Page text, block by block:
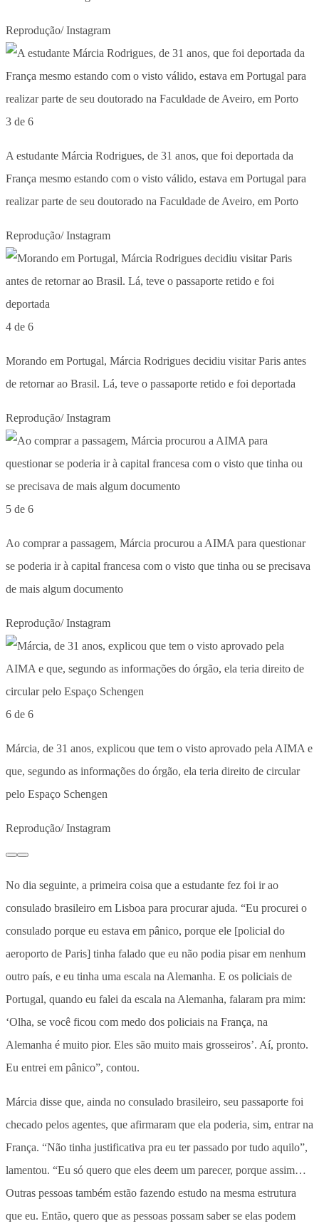
Reprodução/ Instagram
3 de 6
A estudante Márcia Rodrigues, de 31 anos, que foi deportada da
França mesmo estando com o visto válido, estava em Portugal para
realizar parte de seu doutorado na Faculdade de Aveiro, em Porto
Reprodução/ Instagram
4 de 6
Morando em Portugal, Márcia Rodrigues decidiu visitar Paris antes
de retornar ao Brasil. Lá, teve o passaporte retido e foi deportada
Reprodução/ Instagram
5 de 6
Ao comprar a passagem, Márcia procurou a AIMA para questionar
se poderia ir à capital francesa com o visto que tinha ou se precisava
de mais algum documento
Reprodução/ Instagram
6 de 6
Márcia, de 31 anos, explicou que tem o visto aprovado pela AIMA e
que, segundo as informações do órgão, ela teria direito de circular
pelo Espaço Schengen
Reprodução/ Instagram
No dia seguinte, a primeira coisa que a estudante fez foi ir ao
consulado brasileiro em Lisboa para procurar ajuda. “Eu procurei o
consulado porque eu estava em pânico, porque ele [policial do
aeroporto de Paris] tinha falado que eu não podia pisar em nenhum
outro país, e eu tinha uma escala na Alemanha. E os policiais de
Portugal, quando eu falei da escala na Alemanha, falaram pra mim:
‘Olha, se você ficou com medo dos policiais na França, na
Alemanha é muito pior. Eles são muito mais grosseiros’. Aí, pronto.
Eu entrei em pânico”, contou.
Márcia disse que, ainda no consulado brasileiro, seu passaporte foi
checado pelos agentes, que afirmaram que ela poderia, sim, entrar na
França. “Não tinha justificativa pra eu ter passado por tudo aquilo”,
lamentou. “Eu só quero que eles deem um parecer, porque assim…
Outras pessoas também estão fazendo estudo na mesma estrutura
que eu. Então, quero que as pessoas possam saber se elas podem